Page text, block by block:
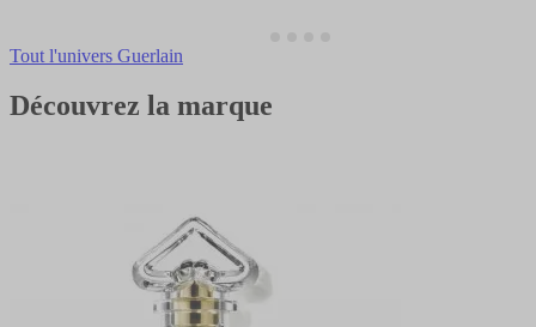
Tout l'univers Guerlain
Découvrez la marque